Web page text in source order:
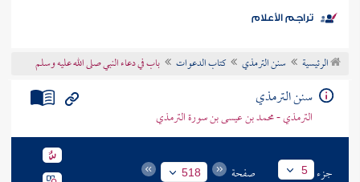
موضوعي
تراجم الأعلام
الرئيسية سنن الترمذي كتاب الدعوات باب في دعاء النبي صلى الله عليه وسلم
سنن الترمذي
الترمذي - محمد بن عيسى بن سورة الترمذي
جزء 5 صفحة 518